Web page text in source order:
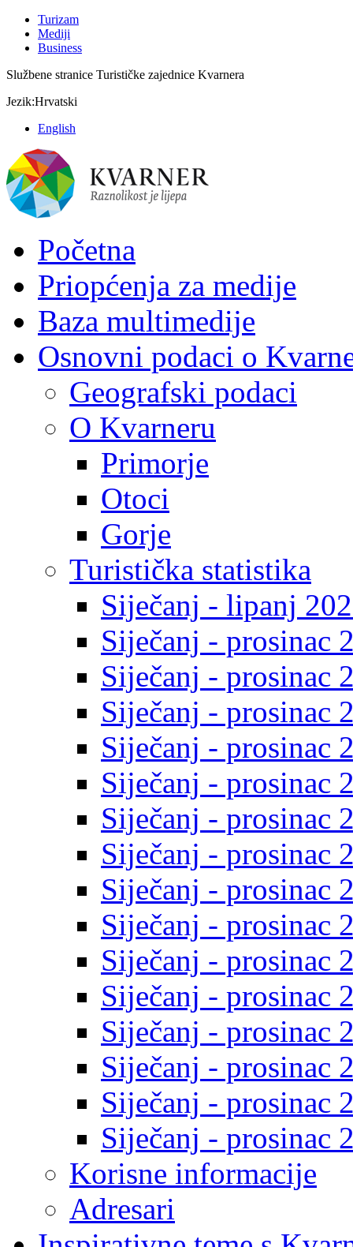
Turizam
Mediji
Business
Službene stranice Turističke zajednice Kvarnera
Jezik:Hrvatski
English
Početna
Priopćenja za medije
Baza multimedije
Osnovni podaci o
Geografski podaci
O Kvarneru
Primorje
Otoci
Gorje
Turistička statistika
Siječanj - lipanj
Siječanj - prosinac
Siječanj - prosinac
Siječanj - prosinac
Siječanj - prosinac
Siječanj - prosinac
Siječanj - prosinac
Siječanj - prosinac
Siječanj - prosinac
Siječanj - prosinac
Siječanj - prosinac
Siječanj - prosinac
Siječanj - prosinac
Siječanj - prosinac
Siječanj - prosinac
Siječanj - prosinac
Korisne informacije
Adresari